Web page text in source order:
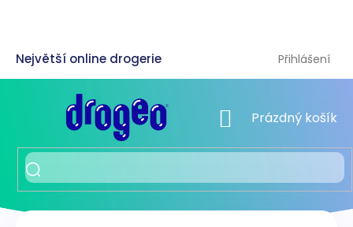
Přihlášení
NÁKUPNÍ KOŠÍK
Prázdný košík